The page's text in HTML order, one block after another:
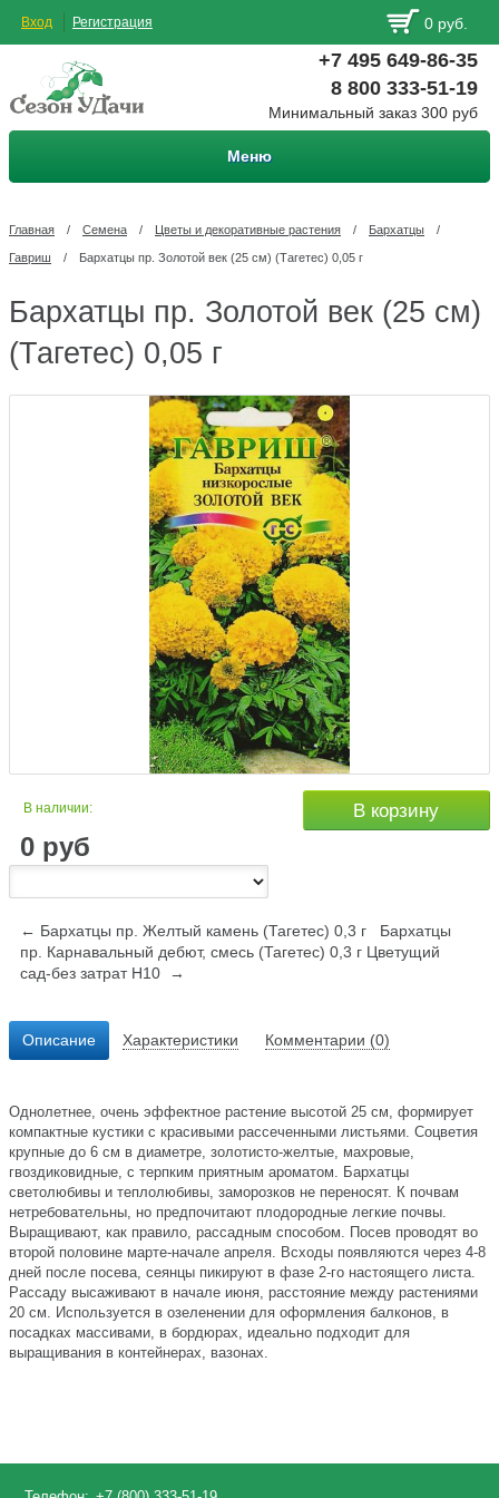
Вход Регистрация 0 руб.
+7 495 649-86-35
8 800 333-51-19
Минимальный заказ 300 руб
Меню
Главная / Семена / Цветы и декоративные растения / Бархатцы /
Гавриш / Бархатцы пр. Золотой век (25 см) (Тагетес) 0,05 г
Бархатцы пр. Золотой век (25 см)
(Тагетес) 0,05 г
В наличии:
0 руб
В корзину
← Бархатцы пр. Желтый камень (Тагетес) 0,3 г
Бархатцы
пр. Карнавальный дебют, смесь (Тагетес) 0,3 г Цветущий
сад-без затрат Н10 →
Описание Характеристики Комментарии (0)
Однолетнее, очень эффектное растение высотой 25 см, формирует
компактные кустики с красивыми рассеченными листьями. Соцветия
крупные до 6 см в диаметре, золотисто-желтые, махровые,
гвоздиковидные, с терпким приятным ароматом. Бархатцы
светолюбивы и теплолюбивы, заморозков не переносят. К почвам
нетребовательны, но предпочитают плодородные легкие почвы.
Выращивают, как правило, рассадным способом. Посев проводят во
второй половине марте-начале апреля. Всходы появляются через 4-8
дней после посева, сеянцы пикируют в фазе 2-го настоящего листа.
Рассаду высаживают в начале июня, расстояние между растениями
20 см. Используется в озеленении для оформления балконов, в
посадках массивами, в бордюрах, идеально подходит для
выращивания в контейнерах, вазонах.